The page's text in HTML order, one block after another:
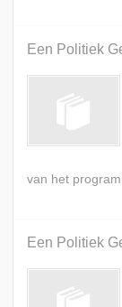
Een Politiek
van het
Een Politiek